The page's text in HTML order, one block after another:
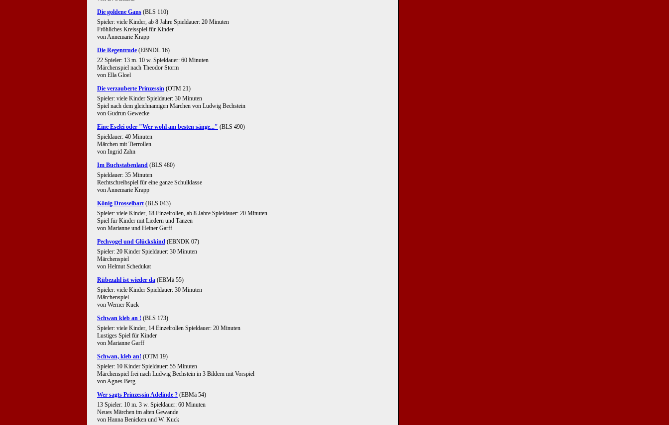
Die goldene Gans (BLS 110)
Spieler: viele Kinder, ab 8 Jahre Spieldauer: 20 Minuten
Fröhliches Kreisspiel für Kinder
von Annemarie Krapp
Die Regentrude (EBNDL 16)
22 Spieler: 13 m. 10 w. Spieldauer: 60 Minuten
Märchenspiel nach Theodor Storm
von Ella Gloel
Die verzauberte Prinzessin (OTM 21)
Spieler: viele Kinder Spieldauer: 30 Minuten
Spiel nach dem gleichnamigen Märchen von Ludwig Bechstein
von Gudrun Gewecke
Eine Eselei oder "Wer wohl am besten sänge..." (BLS 490)
Spieldauer: 40 Minuten
Märchen mit Tierrollen
von Ingrid Zahn
Im Buchstabenland (BLS 480)
Spieldauer: 35 Minuten
Rechtschreibspiel für eine ganze Schulklasse
von Annemarie Krapp
König Drosselbart (BLS 043)
Spieler: viele Kinder, 18 Einzelrollen, ab 8 Jahre Spieldauer: 20 Minuten
Spiel für Kinder mit Liedern und Tänzen
von Marianne und Heiner Garff
Pechvogel und Glückskind (EBNDK 07)
Spieler: 20 Kinder Spieldauer: 30 Minuten
Märchenspiel
von Helmut Schedukat
Rübezahl ist wieder da (EBMä 55)
Spieler: viele Kinder Spieldauer: 30 Minuten
Märchenspiel
von Werner Kuck
Schwan kleb an ! (BLS 173)
Spieler: viele Kinder, 14 Einzelrollen Spieldauer: 20 Minuten
Lustiges Spiel für Kinder
von Marianne Garff
Schwan, kleb an! (OTM 19)
Spieler: 10 Kinder Spieldauer: 55 Minuten
Märchenspiel frei nach Ludwig Bechstein in 3 Bildern mit Vorspiel
von Agnes Berg
Wer sagts Prinzessin Adelinde ? (EBMä 54)
13 Spieler: 10 m. 3 w. Spieldauer: 60 Minuten
Neues Märchen im alten Gewande
von Hanna Benicken und W. Kuck